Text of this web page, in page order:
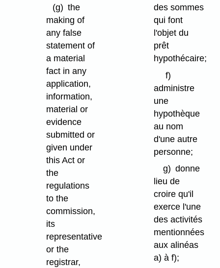
(g) the
making of
any false
statement of
a material
fact in any
application,
information,
material or
evidence
submitted or
given under
this Act or
the
regulations
to the
commission,
its
representative
or the
registrar,
des sommes
qui font
l'objet du
prêt
hypothécaire;
f)
administre
une
hypothèque
au nom
d'une autre
personne;
g) donne
lieu de
croire qu'il
exerce l'une
des activités
mentionnées
aux alinéas
a) à f);